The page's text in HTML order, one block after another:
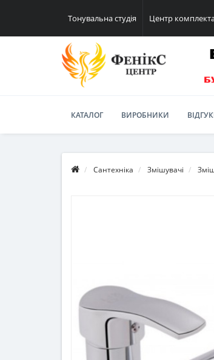
Тонувальна студія Центр
КАТАЛОГ ВИРОБНИКИ
Сантехніка Змішувачі